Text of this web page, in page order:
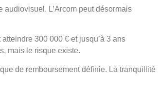
L’Arcom peut désormais
300 000 € et jusqu’à 3 ans
mais le risque existe.
de remboursement définie. La tranquillité